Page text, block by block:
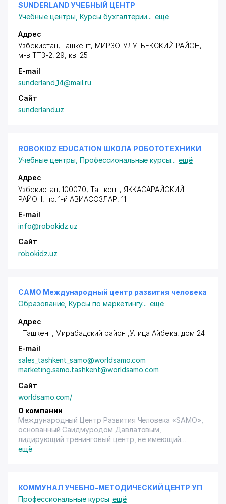
SUNDERLAND УЧЕБНЫЙ ЦЕНТР
Учебные центры ,Курсы бухгалтерии... ещё
Адрес
Узбекистан, Ташкент, МИРЗО-УЛУГБЕКСКИЙ РАЙОН,
м-в ТТЗ-2, 29, кв. 25
E-mail
sunderland_14@mail.ru
Сайт
sunderland.uz
ROBOKIDZ EDUCATION ШКОЛА РОБОТОТЕХНИКИ
Учебные центры ,Профессиональные курсы... ещё
Адрес
Узбекистан, 100070, Ташкент, ЯККАСАРАЙСКИЙ
РАЙОН, пр. 1-й АВИАСОЗЛАР, 11
E-mail
info@robokidz.uz
Сайт
robokidz.uz
СAMO Международный центр развития человека
Образование ,Курсы по маркетингу... ещё
Адрес
г.Ташкент, Мирабадский район ,Улица Айбека, дом 24
E-mail
sales_tashkent_samo@worldsamo.com
marketing.samo.tashkent@worldsamo.com
Сайт
worldsamo.com/
О компании
Международный Центр Развития Человека «SAMO»,
основанный Саидмуродом Давлатовым,
лидирующий тренинговый центр, не имеющий
аналогов своей линейки образовательных
ещё
КОММУНАЛ УЧЕБНО-МЕТОДИЧЕСКИЙ ЦЕНТР УП
Профессиональные курсы ещё